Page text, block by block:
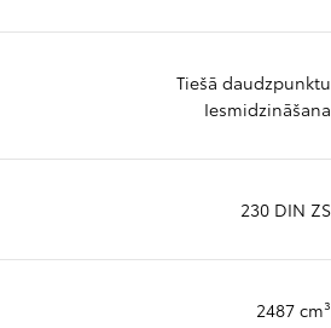
Tiešā daudzpunktu
Iesmidzināšana
230 DIN ZS
2487 cm³